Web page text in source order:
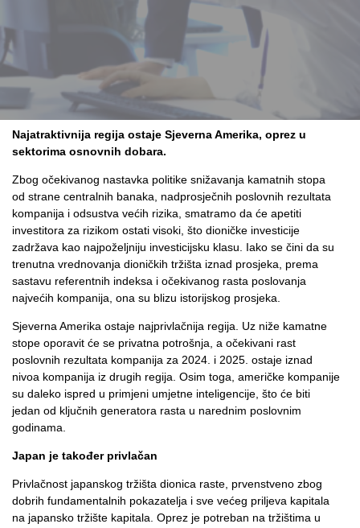
Najatraktivnija regija ostaje Sjeverna Amerika, oprez u
sektorima osnovnih dobara.
Zbog očekivanog nastavka politike snižavanja kamatnih stopa
od strane centralnih banaka, nadprosječnih poslovnih rezultata
kompanija i odsustva većih rizika, smatramo da će apetiti
investitora za rizikom ostati visoki, što dioničke investicije
zadržava kao najpoželjniju investicijsku klasu. Iako se čini da su
trenutna vrednovanja dioničkih tržišta iznad prosjeka, prema
sastavu referentnih indeksa i očekivanog rasta poslovanja
najvećih kompanija, ona su blizu istorijskog prosjeka.
Sjeverna Amerika ostaje najprivlačnija regija. Uz niže kamatne
stope oporavit će se privatna potrošnja, a očekivani rast
poslovnih rezultata kompanija za 2024. i 2025. ostaje iznad
nivoa kompanija iz drugih regija. Osim toga, američke kompanije
su daleko ispred u primjeni umjetne inteligencije, što će biti
jedan od ključnih generatora rasta u narednim poslovnim
godinama.
Japan je također privlačan
Privlačnost japanskog tržišta dionica raste, prvenstveno zbog
dobrih fundamentalnih pokazatelja i sve većeg priljeva kapitala
na japansko tržište kapitala. Oprez je potreban na tržištima u